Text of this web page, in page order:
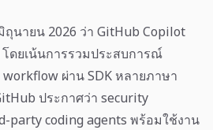
ถุนายน 2026 ว่า GitHub Copilot
ดยเน้นการรวมประสบการณ์
ผ่าน SDK หลายภาษา
ประกาศว่า security
party coding agents พร้อมใช้งาน